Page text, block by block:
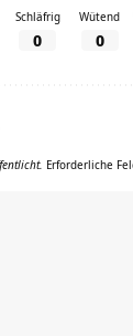
Schläfrig
0
Wütend
0
Erforderliche